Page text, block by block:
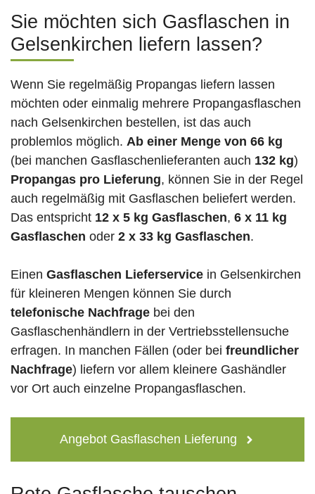
Sie möchten sich Gasflaschen in
Gelsenkirchen liefern lassen?
Wenn Sie regelmäßig Propangas liefern lassen
möchten oder einmalig mehrere Propangasflaschen
nach Gelsenkirchen bestellen, ist das auch
problemlos möglich. Ab einer Menge von 66 kg
(bei manchen Gasflaschenlieferanten auch 132 kg)
Propangas pro Lieferung, können Sie in der Regel
auch regelmäßig mit Gasflaschen beliefert werden.
Das entspricht 12 x 5 kg Gasflaschen, 6 x 11 kg
Gasflaschen oder 2 x 33 kg Gasflaschen.
Einen Gasflaschen Lieferservice in Gelsenkirchen
für kleineren Mengen können Sie durch
telefonische Nachfrage bei den
Gasflaschenhändlern in der Vertriebsstellensuche
erfragen. In manchen Fällen (oder bei freundlicher
Nachfrage) liefern vor allem kleinere Gashändler
vor Ort auch einzelne Propangasflaschen.
Angebot Gasflaschen Lieferung